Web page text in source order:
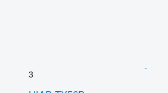
3